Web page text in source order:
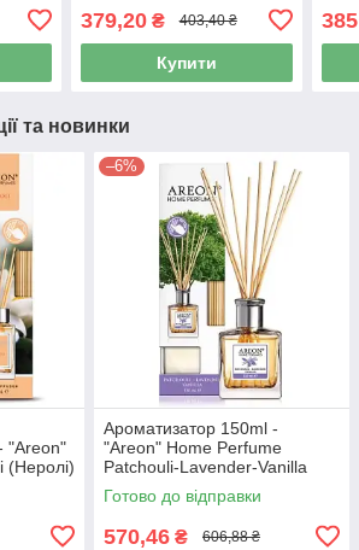
379,20₴ 403,40 ₴
Купити
та новинки
"Areon"
(Неролі)
–6%
Ароматизатор 150ml -
"Areon" Нome Perfume
Patchouli-Lavender-Vanilla
(Пачолі-Лаванда-Ваніль)
Готово до відправки
570,46 ₴ 606,88 ₴